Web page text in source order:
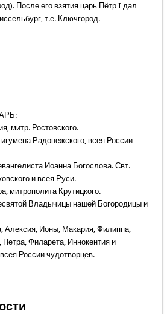
После его взятия царь Пётр I дал
т.е. Ключгород.
1702 года была взята крепость
митр. Ростовского.
Радонежского, всея России
Иоанна Богослова. Свт.
и всея Руси.
митрополита Крутицкого.
Владычицы нашей Богородицы и
Алексия, Ионы, Макария, Филиппа,
Петра, Филарета, Иннокентия и
России чудотворцев.